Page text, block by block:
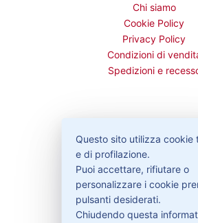
Chi siamo
Cookie Policy
Privacy Policy
Condizioni di
Spedizioni e
Bisogno di
Contattaci
Garanzie
Questo sito utilizza cookie
e di profilazione.
Puoi accettare, rifiutare o
personalizzare i cookie
pulsanti desiderati.
Chiudendo questa